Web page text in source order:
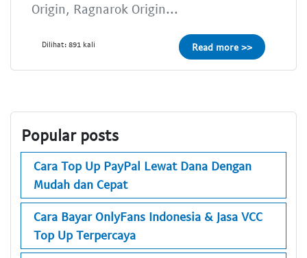
Origin, Ragnarok Origin...
Dilihat: 891 kali Read more >>
Popular posts
Cara Top Up PayPal Lewat Dana Dengan
Mudah dan Cepat
Cara Bayar OnlyFans Indonesia & Jasa VCC
Top Up Terpercaya